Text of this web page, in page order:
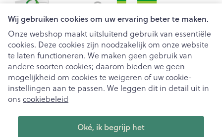
Wij gebruiken cookies om uw ervaring beter te maken.
Onze webshop maakt uitsluitend gebruik van essentiële
cookies. Deze cookies zijn noodzakelijk om onze website
te laten functioneren. We maken geen gebruik van
andere soorten cookies; daarom bieden we geen
mogelijkheid om cookies te weigeren of uw cookie-
instellingen aan te passen. We leggen dit in detail uit in
ons cookiebeleid
Oké, ik begrijp het
Juridische links